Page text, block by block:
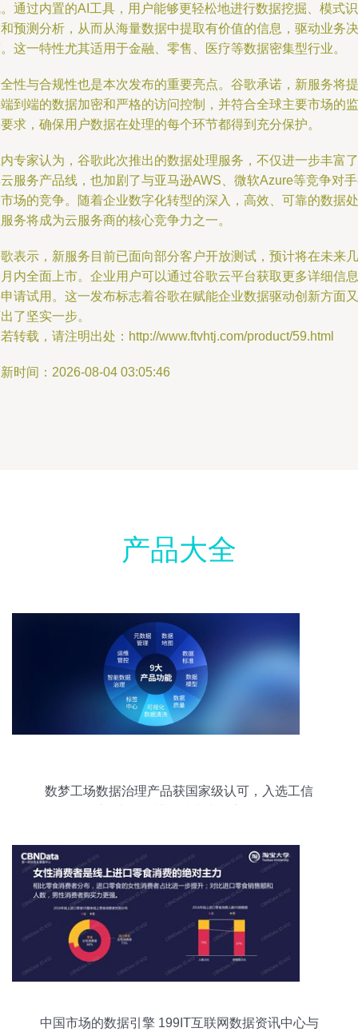
通过内置的AI工具，用户能够更轻松地进行数据挖掘、模式识
预测分析，从而从海量数据中提取有价值的信息，驱动业务决
这一特性尤其适用于金融、零售、医疗等数据密集型行业。
性与合规性也是本次发布的重要亮点。谷歌承诺，新服务将提
到端的数据加密和严格的访问控制，并符合全球主要市场的监
求，确保用户数据在处理的每个环节都得到充分保护。
专家认为，谷歌此次推出的数据处理服务，不仅进一步丰富了
服务产品线，也加剧了与亚马逊AWS、微软Azure等竞争对
场的竞争。随着企业数字化转型的深入，高效、可靠的数据处
务将成为云服务商的核心竞争力之一。
表示，新服务目前已面向部分客户开放测试，预计将在未来几
内全面上市。企业用户可以通过谷歌云平台获取更多详细信息
请试用。这一发布标志着谷歌在赋能企业数据驱动创新方面又
了坚实一步。
转载，请注明出处：http://www.ftvhtj.com/product/59.html
时间：2026-08-04 03:05:46
产品大全
数梦工场数据治理产品获国家级认可，入选工信
中国市场的数据引擎 199IT互联网数据资讯中心与